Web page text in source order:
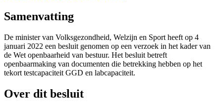
Samenvatting
De minister van Volksgezondheid, Welzijn en Sport heeft op 4
januari 2022 een besluit genomen op een verzoek in het kader van
de Wet openbaarheid van bestuur. Het besluit betreft
openbaarmaking van documenten die betrekking hebben op het
tekort testcapaciteit GGD en labcapaciteit.
Over dit besluit